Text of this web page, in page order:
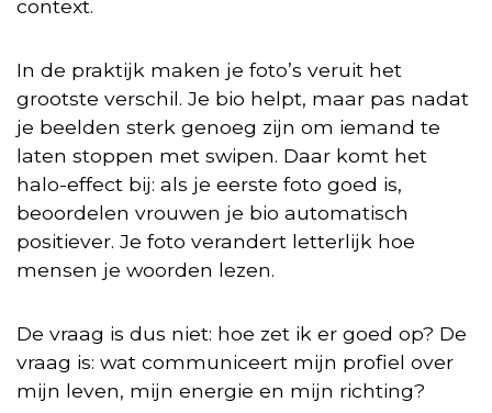
context.
In de praktijk maken je foto’s veruit het
grootste verschil. Je bio helpt, maar pas nadat
je beelden sterk genoeg zijn om iemand te
laten stoppen met swipen. Daar komt het
halo-effect bij: als je eerste foto goed is,
beoordelen vrouwen je bio automatisch
positiever. Je foto verandert letterlijk hoe
mensen je woorden lezen.
De vraag is dus niet: hoe zet ik er goed op? De
vraag is: wat communiceert mijn profiel over
mijn leven, mijn energie en mijn richting?